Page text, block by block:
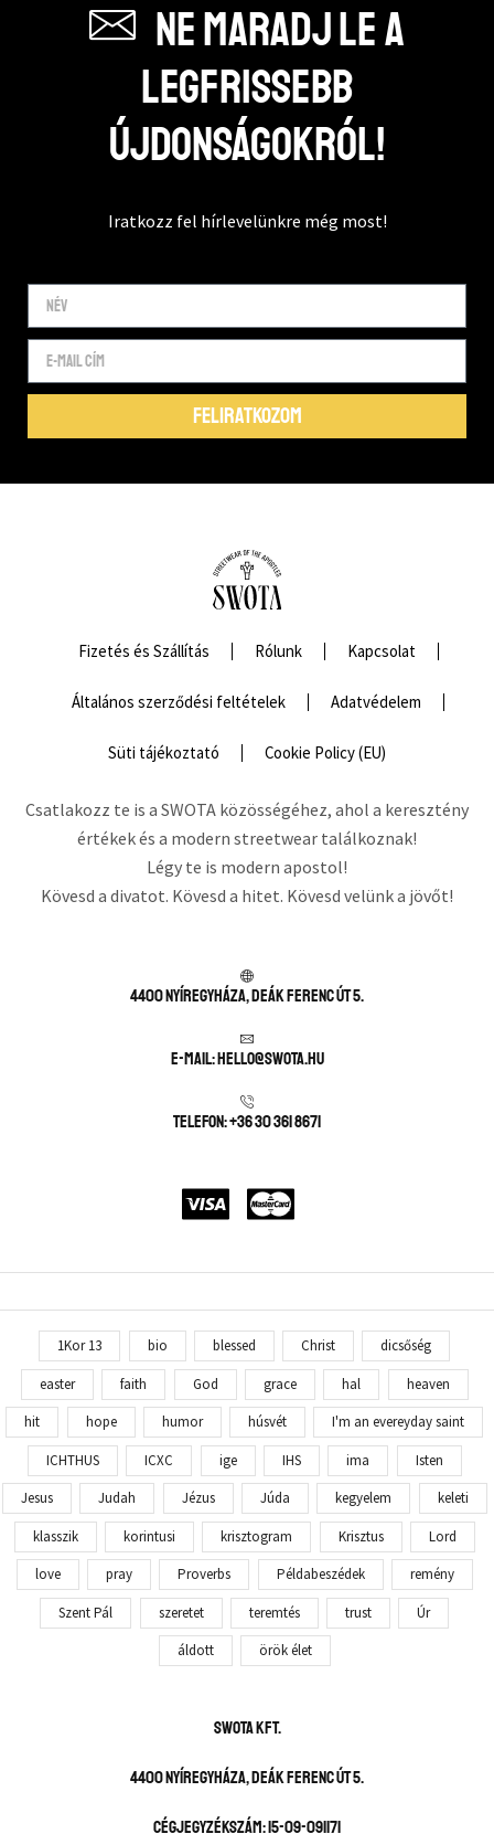
Ne maradj le a
legfrissebb
újdonságokról!
Iratkozz fel hírlevelünkre még most!
FELIRATKOZOM
Fizetés és Szállítás Rólunk Kapcsolat
Általános szerződési feltételek Adatvédelem
Süti tájékoztató Cookie Policy (EU)
Csatlakozz te is a SWOTA közösségéhez, ahol a keresztény
értékek és a modern streetwear találkoznak!
Légy te is modern apostol!
Kövesd a divatot. Kövesd a hitet. Kövesd velünk a jövőt!
4400 Nyíregyháza, Deák Ferenc út 5.
E-mail: hello@swota.hu
Telefon: +36 30 361 8671
1Kor 13 bio blessed Christ dicsőség
easter faith God grace hal heaven
hit hope humor húsvét I'm an evereyday saint
ICHTHUS ICXC ige IHS ima Isten
Jesus Judah Jézus Júda kegyelem keleti
klasszik korintusi krisztogram Krisztus Lord
love pray Proverbs Példabeszédek remény
Szent Pál szeretet teremtés trust Úr
áldott örök élet
SWOTA KFT.
4400 Nyíregyháza, Deák Ferenc út 5.
Cégjegyzékszám: 15-09-091171